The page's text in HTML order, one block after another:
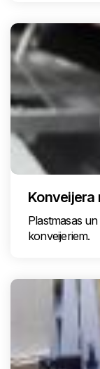
Konveijera
Plastmasas
konveijeriem.